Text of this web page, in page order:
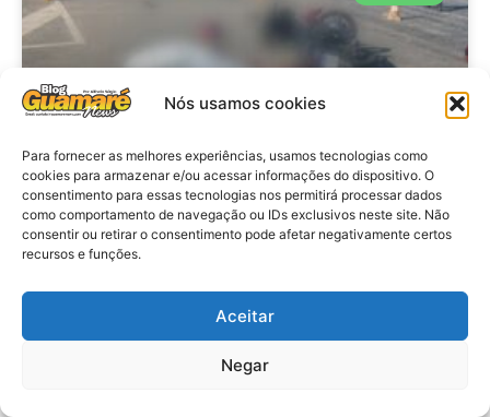
Nós usamos cookies
Para fornecer as melhores experiências, usamos tecnologias como
cookies para armazenar e/ou acessar informações do dispositivo. O
consentimento para essas tecnologias nos permitirá processar dados
como comportamento de navegação ou IDs exclusivos neste site. Não
consentir ou retirar o consentimento pode afetar negativamente certos
recursos e funções.
Aceitar
Negar
Acidente: A caminho do trabalho
professora se envolve em
acidente e vai a obito na RN 118
no Alto do Rodrigues, RN